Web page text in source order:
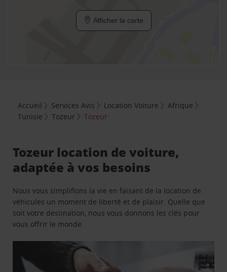
Afficher la carte
Accueil Services Avis Location Voiture
Afrique
Tunisie
Tozeur Tozeur
Tozeur location de voiture,
adaptée à vos besoins
Nous vous simplifions la vie en faisant de la location de
véhicules un moment de liberté et de plaisir. Quelle que
soit votre destination, nous vous donnons les clés pour
vous offrir le monde.